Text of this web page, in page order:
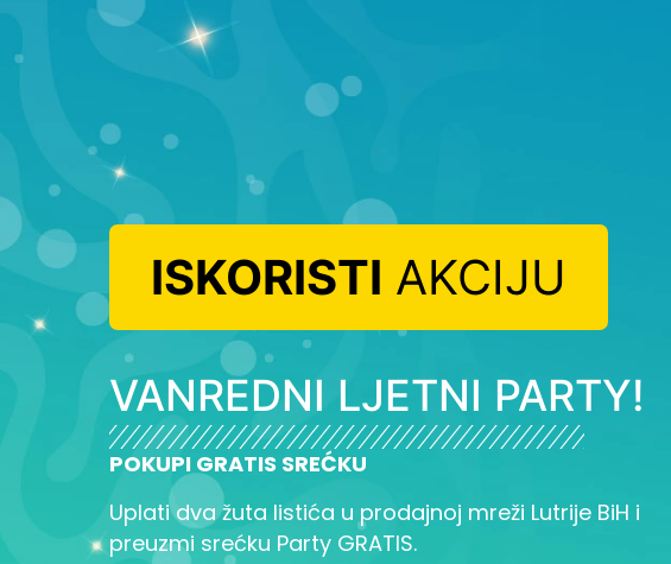
ISKORISTI AKCIJU
VANREDNI LJETNI PARTY!
POKUPI GRATIS SREĆKU
Uplati dva žuta listića u prodajnoj mreži Lutrije BiH i
preuzmi srećku Party GRATIS.